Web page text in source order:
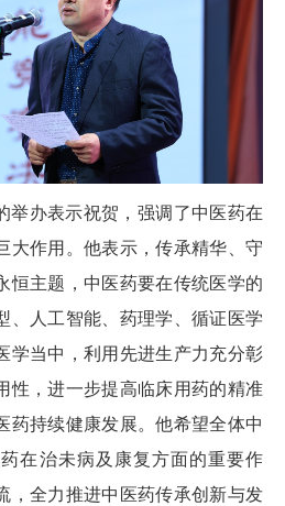
举办表示祝贺，强调了中医药在
大作用。他表示，传承精华、守
恒主题，中医药要在传统医学的
、人工智能、药理学、循证医学
学当中，利用先进生产力充分彰
性，进一步提高临床用药的精准
药持续健康发展。他希望全体中
在治未病及康复方面的重要作
，全力推进中医药传承创新与发